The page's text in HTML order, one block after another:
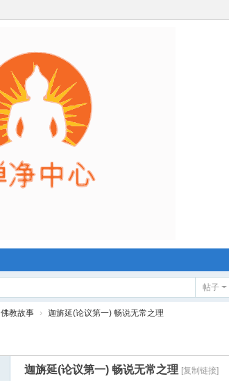
帖子
佛教故事 › 迦旃延(论议第一) 畅说无常之理
迦旃延(论议第一) 畅说无常之理 [复制链接]